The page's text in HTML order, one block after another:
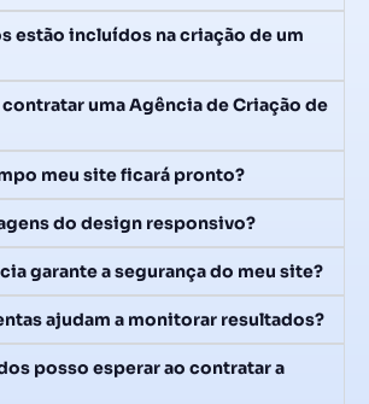
estão incluídos na criação de um
uma Agência de Criação de
meu site ficará pronto?
do design responsivo?
garante a segurança do meu site?
ajudam a monitorar resultados?
posso esperar ao contratar a